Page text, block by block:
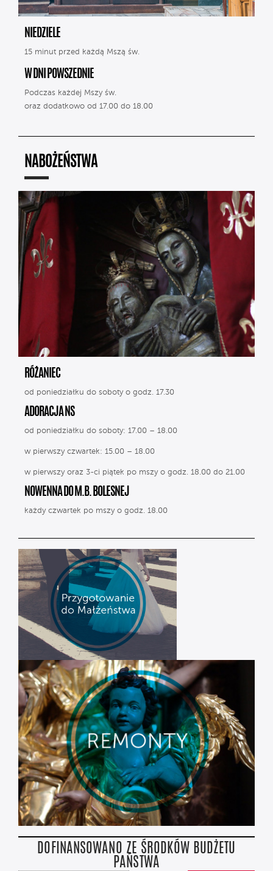
NIEDZIELE
15 minut przed każdą Mszą św.
W DNI POWSZEDNIE
Podczas każdej Mszy św.
oraz dodatkowo od 17.00 do 18.00
NABOŻEŃSTWA
RÓŻANIEC
od poniedziałku do soboty o godz. 17.30
ADORACJA NS
od poniedziałku do soboty: 17.00 – 18.00
w pierwszy czwartek: 15.00 – 18.00
w pierwszy oraz 3-ci piątek po mszy o godz. 18.00 do 21.00
NOWENNA DO M.B. BOLESNEJ
każdy czwartek po mszy o godz. 18.00
DOFINANSOWANO ZE ŚRODKÓW BUDŻETU
PAŃSTWA